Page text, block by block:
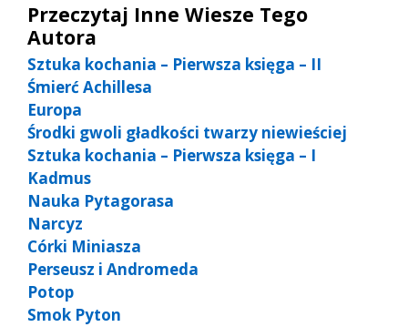
Przeczytaj Inne Wiesze Tego
Autora
Sztuka kochania – Pierwsza księga – II
Śmierć Achillesa
Europa
Środki gwoli gładkości twarzy niewieściej
Sztuka kochania – Pierwsza księga – I
Kadmus
Nauka Pytagorasa
Narcyz
Córki Miniasza
Perseusz i Andromeda
Potop
Smok Pyton